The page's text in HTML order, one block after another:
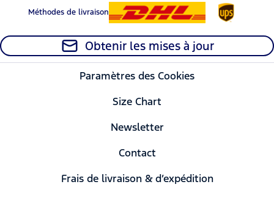
Méthodes de livraison
Obtenir les mises à jour
Paramètres des Cookies
Size Chart
Newsletter
Contact
Frais de livraison & d’expédition